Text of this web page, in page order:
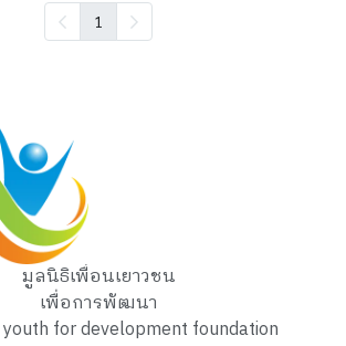
1
มูลนิธิเพื่อนเยาวชน
เพื่อการพัฒนา
for development foundation